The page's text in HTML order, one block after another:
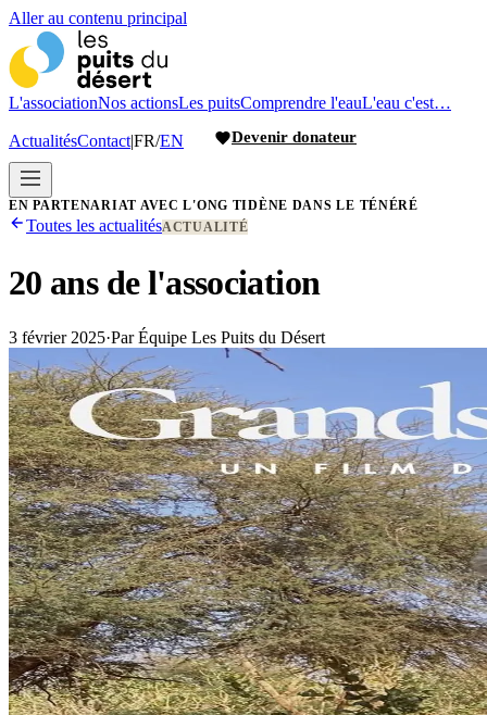
Aller au contenu principal
L'associationNos actionsLes puitsComprendre l'eauL'eau c'est…
ActualitésContact|FR/EN Devenir donateur
EN PARTENARIAT AVEC L'ONG TIDÈNE DANS LE TÉNÉRÉ
Toutes les actualitésACTUALITÉ
20 ans de l'association
3 février 2025·Par Équipe Les Puits du Désert